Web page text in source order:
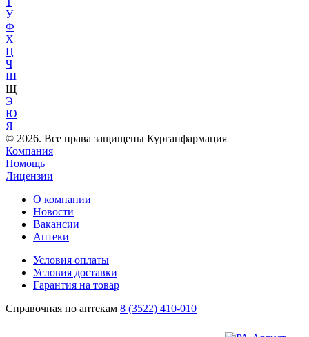
У
Ф
Х
Ц
Ч
Ш
Щ
Э
Ю
Я
© 2026. Все права защищены Курганфармация
Компания
Помощь
Лицензии
О компании
Новости
Вакансии
Аптеки
Условия оплаты
Условия доставки
Гарантия на товар
Справочная по аптекам 8 (3522) 410-010